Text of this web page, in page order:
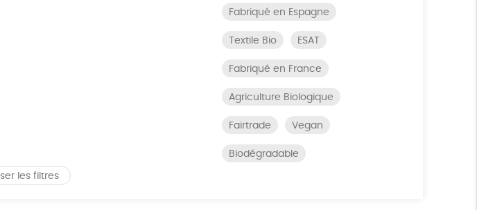
Fabriqué en Espagne
Textile Bio ESAT
Fabriqué en France
Agriculture Biologique
Fairtrade Vegan
Biodégradable
les filtres